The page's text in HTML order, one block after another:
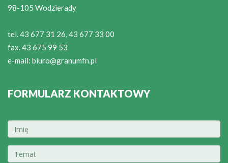
98-105 Wodzierady
tel. 43 677 31 26, 43 677 33 00
fax. 43 675 99 53
e-mail: biuro@granumfn.pl
FORMULARZ KONTAKTOWY